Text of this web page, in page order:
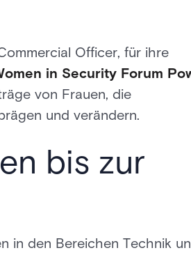
Officer, für ihre
in Security Forum
von Frauen, die
und verändern.
bis zur
in den Bereichen Technik